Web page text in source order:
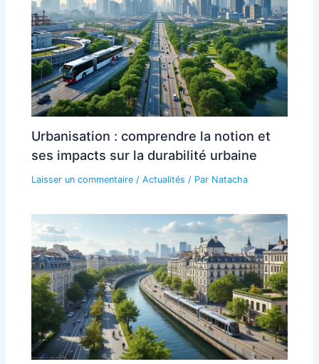
Urbanisation : comprendre la notion et
ses impacts sur la durabilité urbaine
Laisser un commentaire /Actualités / Par Natacha